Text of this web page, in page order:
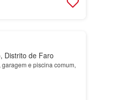
Distrito de Faro
e piscina comum,